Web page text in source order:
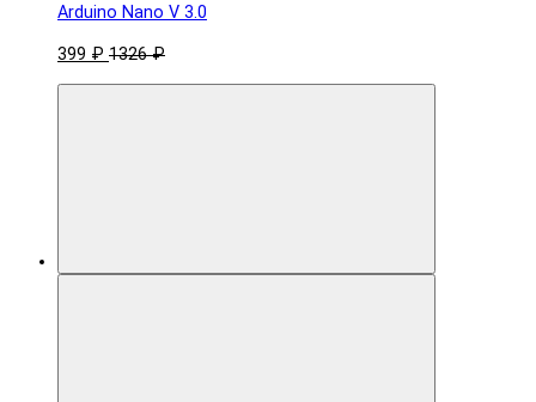
Arduino Nano V 3.0
399 ₽ 1326 ₽